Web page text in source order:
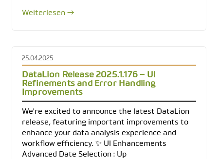
Weiterlesen →
25.04.2025
DataLion Release 2025.1.176 – UI
Refinements and Error Handling
Improvements
We're excited to announce the latest DataLion
release, featuring important improvements to
enhance your data analysis experience and
workflow efficiency. ✨ UI Enhancements
Advanced Date Selection : Up